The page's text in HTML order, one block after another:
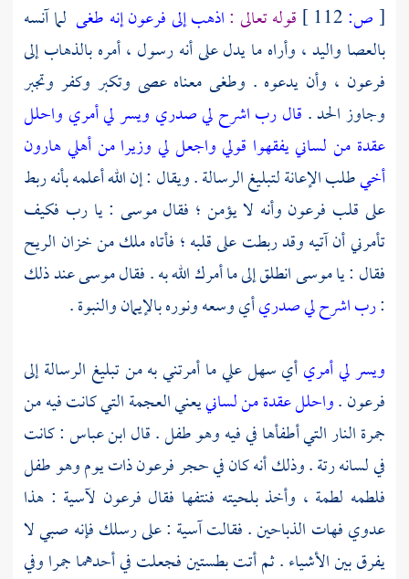
[ص: قوله تعالى :اذهب إلى فرعون إنه طغى لما آنسه
بالعصا واليد ، وأراه ما يدل على أنه رسول ، أمره بالذهاب إلى
فرعون ، وأن يدعوه . وطغى معناه عصى وتكبر وكفر وتجبر
وجاوز الحد . قال رب اشرح لي صدري ويسر لي أمري واحلل
عقدة من لساني يفقهوا قولي واجعل لي وزيرا من أهلي هارون
أخيطلب الإعانة لتبليغ الرسالة . ويقال : إن الله أعلمه بأنه ربط
على قلب فرعون وأنه لا يؤمن ؛ فقالموسى : يا رب فكيف
تأمرني أن آتيه وقد ربطت على قلبه ؛ فأتاه ملك من خزان الريح
فقال : ياموسىانطلق إلى ما أمرك الله به . فقالموسىعند ذلك
:رب اشرح لي صدريأي وسعه ونوره بالإيمان والنبوة .
ويسر لي أمريأي سهل علي ما أمرتني به من تبليغ الرسالة إلى
فرعون.واحلل عقدة من لسانييعني العجمة التي كانت فيه من
جمرة النار التي أطفأها في فيه وهو طفل . قالابن عباس: كانت
في لسانه رتة . وذلك أنه كان في حجرفرعونذات يوم وهو طفل
فلطمه لطمة ، وأخذ بلحيته فنتفها فقال فرعون لآسية : هذا
عدوي فهات الذباحين . فقالتآسية : على رسلك فإنه صبي لا
يفرق بين الأشياء . ثم أتت بطستين فجعلت في أحدهما جمرا وفي